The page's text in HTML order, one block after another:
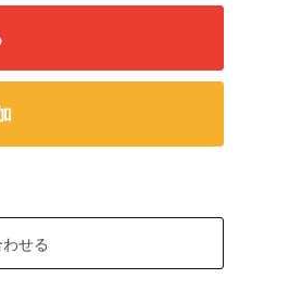
せる